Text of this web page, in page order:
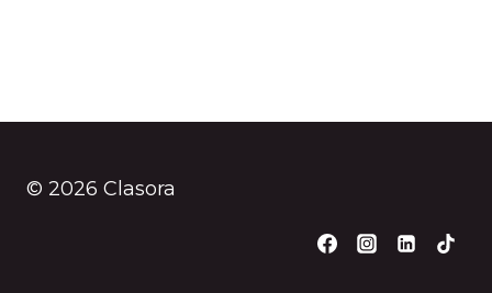
© 2026 Clasora